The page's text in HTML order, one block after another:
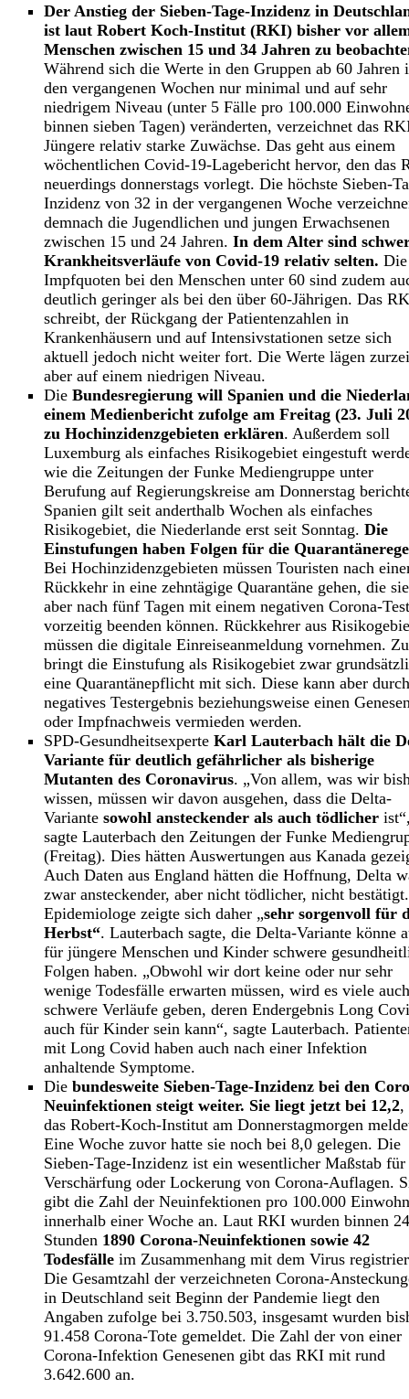
Der Anstieg der Sieben-Tage-Inzidenz in
ist laut Robert Koch-Institut (RKI) bisher vor
Menschen zwischen 15 und 34 Jahren zu
Während sich die Werte in den Gruppen ab 60 Jahren
den vergangenen Wochen nur minimal und auf sehr
niedrigem Niveau (unter 5 Fälle pro 100.000
binnen sieben Tagen) veränderten, verzeichnet das
Jüngere relativ starke Zuwächse. Das geht aus einem
wöchentlichen Covid-19-Lagebericht hervor, den das
neuerdings donnerstags vorlegt. Die höchste Sieben-
Inzidenz von 32 in der vergangenen Woche
demnach die Jugendlichen und jungen Erwachsenen
zwischen 15 und 24 Jahren. In dem Alter sind
Krankheitsverläufe von Covid-19 relativ selten. Die
Impfquoten bei den Menschen unter 60 sind zudem
deutlich geringer als bei den über 60-Jährigen. Das
schreibt, der Rückgang der Patientenzahlen in
Krankenhäusern und auf Intensivstationen setze sich
aktuell jedoch nicht weiter fort. Die Werte lägen
aber auf einem niedrigen Niveau.
Die Bundesregierung will Spanien und die
einem Medienbericht zufolge am Freitag (23. Juli
zu Hochinzidenzgebieten erklären. Außerdem soll
Luxemburg als einfaches Risikogebiet eingestuft
wie die Zeitungen der Funke Mediengruppe unter
Berufung auf Regierungskreise am Donnerstag
Spanien gilt seit anderthalb Wochen als einfaches
Risikogebiet, die Niederlande erst seit Sonntag. Die
Einstufungen haben Folgen für die
Bei Hochinzidenzgebieten müssen Touristen nach
Rückkehr in eine zehntägige Quarantäne gehen, die sie
aber nach fünf Tagen mit einem negativen Corona-Test
vorzeitig beenden können. Rückkehrer aus
müssen die digitale Einreiseanmeldung vornehmen.
bringt die Einstufung als Risikogebiet zwar
eine Quarantänepflicht mit sich. Diese kann aber
negatives Testergebnis beziehungsweise einen
oder Impfnachweis vermieden werden.
SPD-Gesundheitsexperte Karl Lauterbach hält die
Variante für deutlich gefährlicher als bisherige
Mutanten des Coronavirus. „Von allem, was wir
wissen, müssen wir davon ausgehen, dass die Delta-
Variante sowohl ansteckender als auch tödlicher
sagte Lauterbach den Zeitungen der Funke
(Freitag). Dies hätten Auswertungen aus Kanada
Auch Daten aus England hätten die Hoffnung, Delta
zwar ansteckender, aber nicht tödlicher, nicht
Epidemiologe zeigte sich daher „sehr sorgenvoll für
Herbst“. Lauterbach sagte, die Delta-Variante könne
für jüngere Menschen und Kinder schwere
Folgen haben. „Obwohl wir dort keine oder nur sehr
wenige Todesfälle erwarten müssen, wird es viele auch
schwere Verläufe geben, deren Endergebnis Long
auch für Kinder sein kann“, sagte Lauterbach.
mit Long Covid haben auch nach einer Infektion
anhaltende Symptome.
Die bundesweite Sieben-Tage-Inzidenz bei den
Neuinfektionen steigt weiter. Sie liegt jetzt bei 12,2,
das Robert-Koch-Institut am Donnerstagmorgen
Eine Woche zuvor hatte sie noch bei 8,0 gelegen. Die
Sieben-Tage-Inzidenz ist ein wesentlicher Maßstab
Verschärfung oder Lockerung von Corona-Auflagen.
gibt die Zahl der Neuinfektionen pro 100.000
innerhalb einer Woche an. Laut RKI wurden binnen 24
Stunden 1890 Corona-Neuinfektionen sowie 42
Todesfälle im Zusammenhang mit dem Virus
Die Gesamtzahl der verzeichneten Corona-
in Deutschland seit Beginn der Pandemie liegt den
Angaben zufolge bei 3.750.503, insgesamt wurden
91.458 Corona-Tote gemeldet. Die Zahl der von einer
Corona-Infektion Genesenen gibt das RKI mit rund
3.642.600 an.